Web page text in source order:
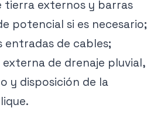
tierra externos y barras
potencial si es necesario;
entradas de cables;
externa de drenaje pluvial,
y disposición de la